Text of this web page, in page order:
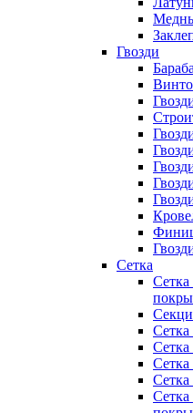
Гвозди
Сетка
Сетка
Сетка
Сетка
Сетка